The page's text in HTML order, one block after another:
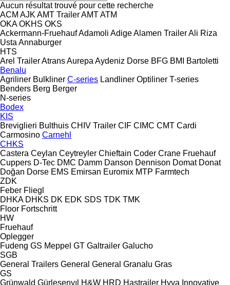
Aucun résultat trouvé pour cette recherche
ACM AJK AMT TrailerAMTATM
OKA OKHS OKS
Ackermann-FruehaufAdamoli AdigeAlamen TrailerAli Riza
Usta Annaburger
HTS
Arel TrailerAtransAurepa Aydeniz Dorse BFG BMI
Bartoletti
Benalu
Agriliner Bulkliner C-series Landliner Optiliner T-series
Benders Berg Berger
N-series
Bodex
KIS
Breviglieri Bulthuis CHIV Trailer CIF CIMC CMT Cardi
Carmosino Carnehl
CHKS
Castera Ceylan Ceytreyler Chieftain Coder Crane Fruehauf
Cuppers D-Tec DMC Damm Danson Dennison Domat Donat
Doğan Dorse EMS Emirsan Euromix MTP Farmtech
ZDK
Feber Fliegl
DHKA DHKS DK EDK SDS TDK TMK
Floor Fortschritt
HW
Fruehauf
Oplegger
Fudeng GS Meppel GT Galtrailer Galucho
SGB
General Trailers General General Granalu Gras
GS
Grünwald Gürleşenyıl H&W HRD Hastrailer Hyva Innovative